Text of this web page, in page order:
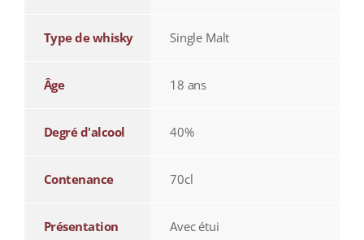
Type de whisky Single Malt
Âge 18 ans
Degré d'alcool 40%
Contenance 70cl
Présentation Avec étui